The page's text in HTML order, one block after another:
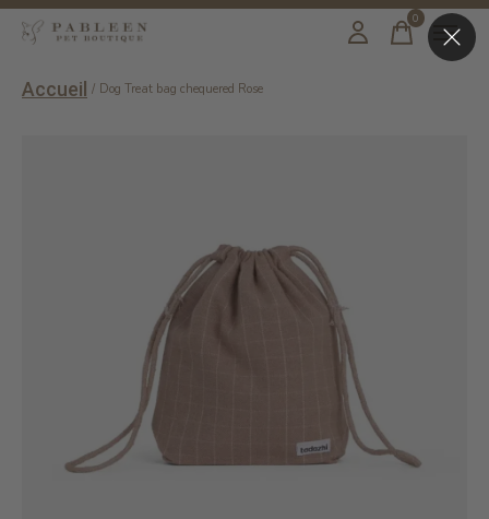
0items
Accueil / Dog Treat bag chequered Rose